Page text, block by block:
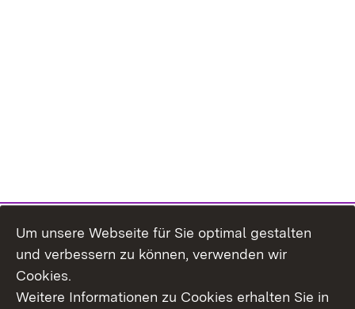
Um unsere Webseite für Sie optimal gestalten
und verbessern zu können, verwenden wir
Cookies.
Weitere Informationen zu Cookies erhalten Sie in